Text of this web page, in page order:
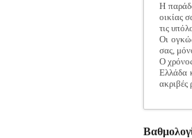
Η
οικίας
τις
Οι
σας,
Ο
Ελλάδα
ακριβές